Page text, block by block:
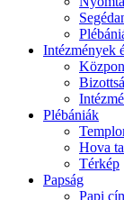
Intézmények
Plébániák
Hova
Térkép
Papság
Papi